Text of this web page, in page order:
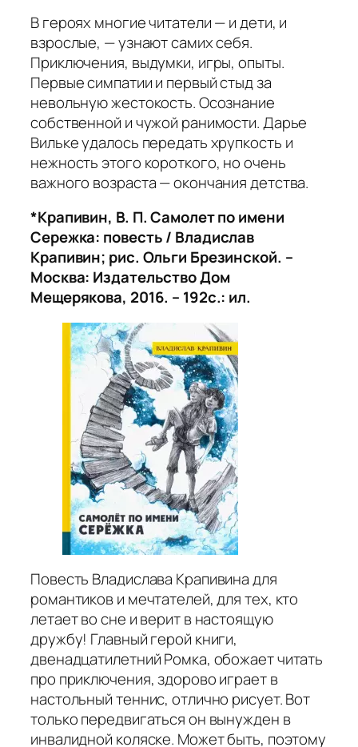
В героях многие читатели — и дети, и
взрослые, — узнают самих себя.
Приключения, выдумки, игры, опыты.
Первые симпатии и первый стыд за
невольную жестокость. Осознание
собственной и чужой ранимости. Дарье
Вильке удалось передать хрупкость и
нежность этого короткого, но очень
важного возраста — окончания детства.
*Крапивин, В. П. Самолет по имени
Сережка: повесть / Владислав
Крапивин; рис. Ольги Брезинской. –
Москва: Издательство Дом
Мещерякова, 2016. – 192с.: ил.
Повесть Владислава Крапивина для
романтиков и мечтателей, для тех, кто
летает во сне и верит в настоящую
дружбу! Главный герой книги,
двенадцатилетний Ромка, обожает читать
про приключения, здорово играет в
настольный теннис, отлично рисует. Вот
только передвигаться он вынужден в
инвалидной коляске. Может быть, поэтому